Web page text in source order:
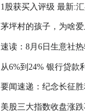
1股获买入评级 最新:
茅坪村的孩子，为啥
速读：8月6日生意社
从6%到24% 银行贷款
要闻速递：纪念长征
美股三大指数收盘涨跌